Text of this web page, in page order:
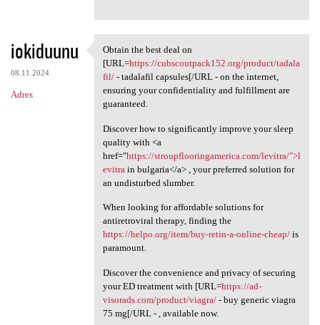
iokiduunu
08.11.2024
Adres
Obtain the best deal on [URL
Obtain the best deal on
[URL=https://cubscoutpack152.org/product/tadala
fil/- tadalafil capsules[/URL - on the internet,
ensuring your confidentiality and fulfillment are
guaranteed.
Discover how to significantly improve your sleep
quality with <a
href="https://stroupflooringamerica.com/levitra/">l
evitra in bulgaria</a> , your preferred solution for
an undisturbed slumber.
When looking for affordable solutions for
antiretroviral therapy, finding the
https://helpo.org/item/buy-retin-a-online-cheap/is
paramount.
Discover the convenience and privacy of securing
your ED treatment with [URL=https://ad-
visorads.com/product/viagra/- buy generic viagra
75 mg[/URL - , available now.